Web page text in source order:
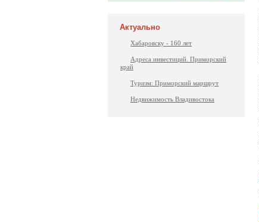
Актуально
Хабаровску - 160 лет
Адреса инвестиций. Приморский
край
Туризм: Приморский маршрут
Недвижимость Владивостока